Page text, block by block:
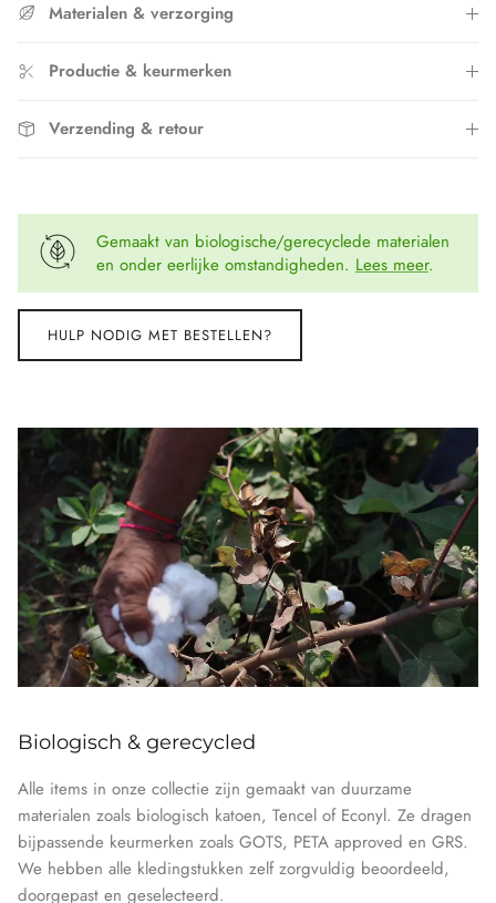
Materialen & verzorging
Productie & keurmerken
Verzending & retour
Gemaakt van biologische/gerecyclede materialen
en onder eerlijke omstandigheden. Lees meer.
HULP NODIG MET BESTELLEN?
Biologisch & gerecycled
Alle items in onze collectie zijn gemaakt van duurzame
materialen zoals biologisch katoen, Tencel of Econyl. Ze dragen
bijpassende keurmerken zoals GOTS, PETA approved en GRS.
We hebben alle kledingstukken zelf zorgvuldig beoordeeld,
doorgepast en geselecteerd.